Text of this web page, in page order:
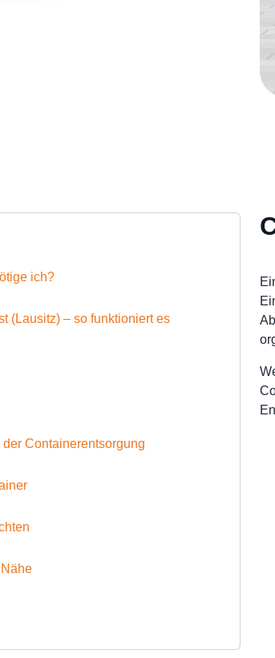
ich?
(Lausitz) – so funktioniert es
Containerentsorgung